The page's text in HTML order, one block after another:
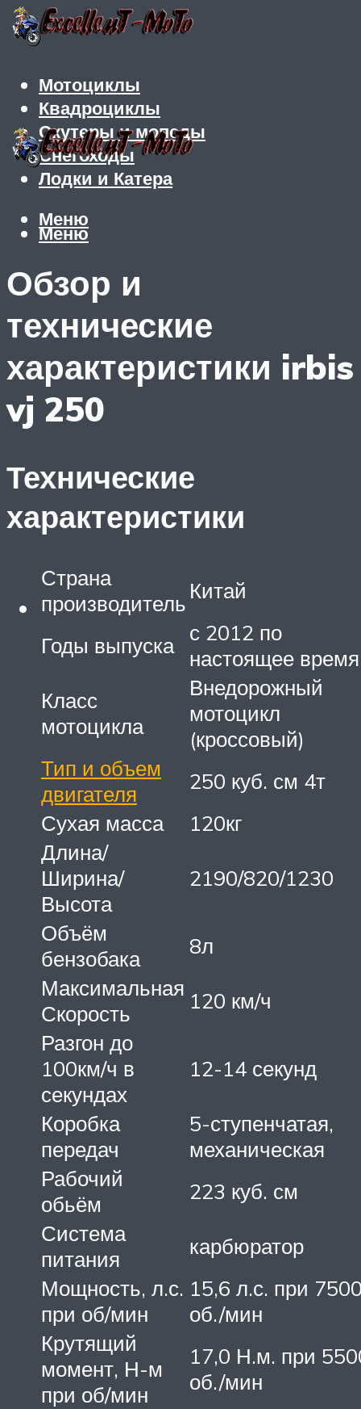
Мотоциклы
Квадроциклы
Скутеры и мопеды
Снегоходы
Лодки и Катера
Меню
Меню
Обзор и
технические
характеристики irbis
vj 250
Технические
характеристики
Страна
производитель Китай
Годы выпуска
с 2012 по
настоящее время
Класс
мотоцикла
Внедорожный
мотоцикл
(кроссовый)
Тип и объем
двигателя
250 куб. см 4т
Сухая масса
120кг
Длина/
Ширина/
Высота
2190/820/1230
Объём
бензобака
8л
Максимальная
Скорость
120 км/ч
Разгон до
100км/ч в
секундах
12-14 секунд
Коробка
передач
5-ступенчатая,
механическая
Рабочий
обьём
223 куб. см
Система
питания
карбюратор
Мощность, л.с.
при об/мин
15,6 л.с. при
об./мин
Крутящий
момент, Н-м
при об/мин
17,0 Н.м. при
об./мин